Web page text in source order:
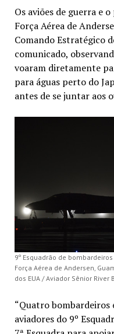
Os aviões de guerra e
Força Aérea de
Comando Estratégico
comunicado,
voaram diretamente
para águas perto do
antes de se juntar aos
9º Esquadrão de
Força Aérea de Andersen,
dos EUA / Aviador Sênior River
“Quatro bombardeiros
aviadores do 9º